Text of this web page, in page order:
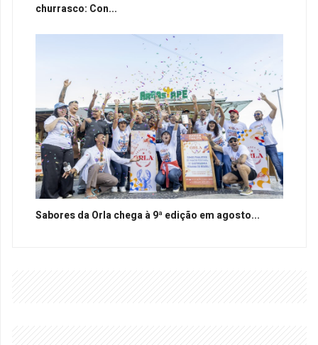
churrasco: Con...
Sabores da Orla chega à 9ª edição em agosto...